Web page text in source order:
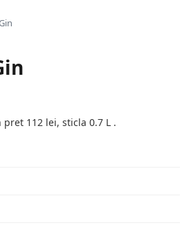
112 lei, sticla 0.7 L .